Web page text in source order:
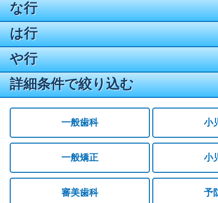
な行
は行
や行
詳細条件で絞り込む
一般歯科 小
一般矯正 小
審美歯科 予